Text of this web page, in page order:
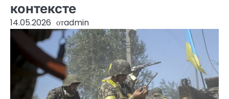
контексте
14.05.2026 отadmin